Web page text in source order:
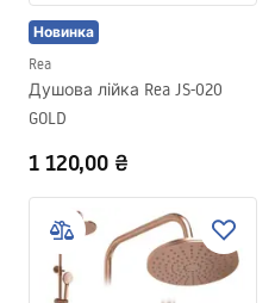
Новинка
Rea
Душова лійка Rea JS-020
GOLD
1 120,00 ₴